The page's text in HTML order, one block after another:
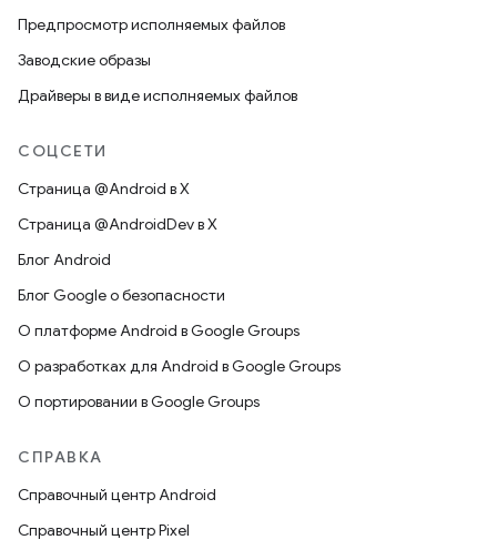
Предпросмотр исполняемых файлов
Заводские образы
Драйверы в виде исполняемых файлов
СОЦСЕТИ
Страница @Android в X
Страница @AndroidDev в X
Блог Android
Блог Google о безопасности
О платформе Android в Google Groups
О разработках для Android в Google Groups
О портировании в Google Groups
СПРАВКА
Справочный центр Android
Справочный центр Pixel